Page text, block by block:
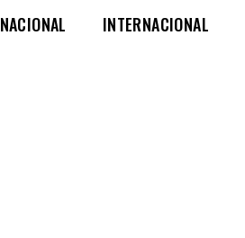
NACIONAL INTERNACIONAL